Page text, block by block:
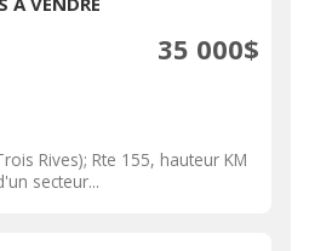
35 000$
Rives); Rte 155, hauteur KM
secteur...